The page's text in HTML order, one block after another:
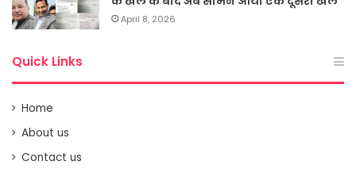
April 8, 2026
Quick Links
Home
About us
Contact us